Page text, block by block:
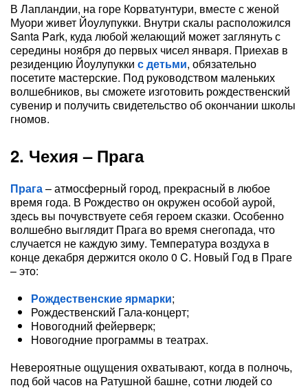
В Лапландии, на горе Корватунтури, вместе с женой
Муори живет Йоулупукки. Внутри скалы расположился
Santa Park, куда любой желающий может заглянуть с
середины ноября до первых чисел января. Приехав в
резиденцию Йоулупукки с детьми, обязательно
посетите мастерские. Под руководством маленьких
волшебников, вы сможете изготовить рождественский
сувенир и получить свидетельство об окончании школы
гномов.
2. Чехия – Прага
Прага– атмосферный город, прекрасный в любое
время года. В Рождество он окружен особой аурой,
здесь вы почувствуете себя героем сказки. Особенно
волшебно выглядит Прага во время снегопада, что
случается не каждую зиму. Температура воздуха в
конце декабря держится около 0 C. Новый Год в Праге
– это:
Рождественские ярмарки;
Рождественский Гала-концерт;
Новогодний фейерверк;
Новогодние программы в театрах.
Невероятные ощущения охватывают, когда в полночь,
под бой часов на Ратушной башне, сотни людей со